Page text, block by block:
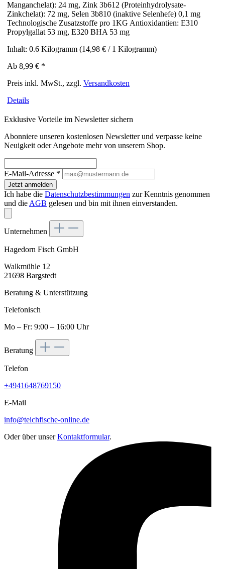
Manganchelat): 24 mg, Zink 3b612 (Proteinhydrolysate-
Zinkchelat): 72 mg, Selen 3b810 (inaktive Selenhefe) 0,1 mg
Technologische Zusatzstoffe pro 1KG Antioxidantien: E310
Propylgallat 53 mg, E320 BHA 53 mg
Inhalt: 0.6 Kilogramm (14,98 € / 1 Kilogramm)
Ab 8,99 € *
Preis inkl. MwSt., zzgl. Versandkosten
Details
Exklusive Vorteile im Newsletter sichern
Abonniere unseren kostenlosen Newsletter und verpasse keine
Neuigkeit oder Angebote mehr von unserem Shop.
E-Mail-Adresse *
Jetzt anmelden
Ich habe die Datenschutzbestimmungen zur Kenntnis genommen
und die AGB gelesen und bin mit ihnen einverstanden.
Unternehmen
Hagedorn Fisch GmbH
Walkmühle 12
21698 Bargstedt
Beratung & Unterstützung
Telefonisch
Mo – Fr: 9:00 – 16:00 Uhr
Beratung
Telefon
+4941648769150
E-Mail
info@teichfische-online.de
Oder über unserKontaktformular.